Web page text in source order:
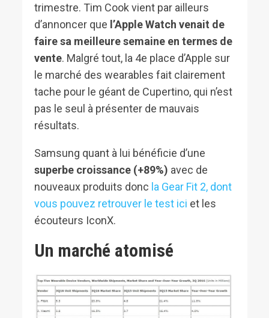
trimestre. Tim Cook vient par ailleurs
d’annoncer que l’Apple Watch venait de
faire sa meilleure semaine en termes de
vente. Malgré tout, la 4e place d’Apple sur
le marché des wearables fait clairement
tache pour le géant de Cupertino, qui n’est
pas le seul à présenter de mauvais
résultats.
Samsung quant à lui bénéficie d’une
superbe croissance (+89%) avec de
nouveaux produits donc la Gear Fit 2, dont
vous pouvez retrouver le test ici et les
écouteurs IconX.
Un marché atomisé